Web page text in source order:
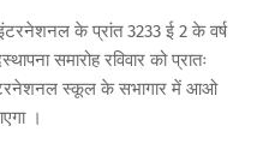
के प्रांत 3233 ई 2 के वर्ष
समारोह रविवार को प्रातः
स्कूल के सभागार में आओ
।